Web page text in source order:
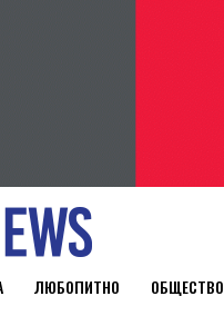
ЛЮБОПИТНО ОБЩЕСТВО